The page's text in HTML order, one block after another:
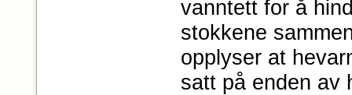
vanntett for å
stokkene
opplyser at
satt på enden av